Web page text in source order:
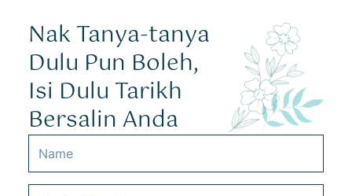
Nak Tanya-tanya
Dulu Pun Boleh,
Isi Dulu Tarikh
Bersalin Anda